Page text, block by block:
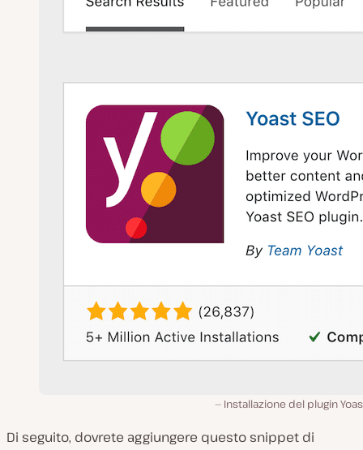
Installazione del plugin
Di seguito, dovrete aggiungere questo snippet di